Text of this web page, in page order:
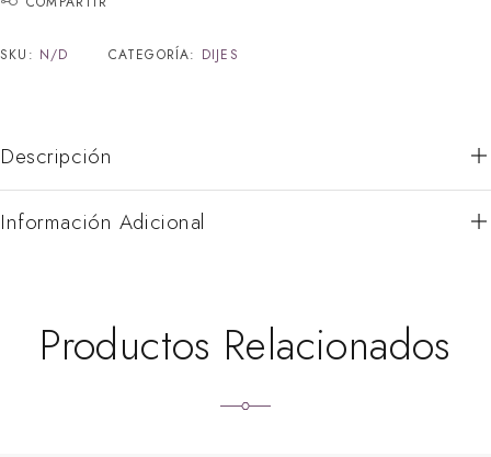
SKU: N/D CATEGORÍA: DIJES
Descripción
Información Adicional
Productos Relacionados